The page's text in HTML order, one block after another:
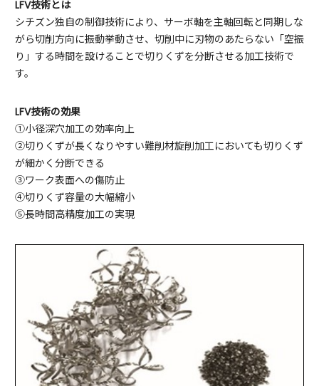
LFV技術とは
シチズン独自の制御技術により、サーボ軸を主軸回転と同期しな
がら切削方向に振動挙動させ、切削中に刃物のあたらない「空振
り」する時間を設けることで切りくずを分断させる加工技術で
す。
LFV技術の効果
①小径深穴加工の効率向上
②切りくずが長くなりやすい難削材旋削加工においても切りくず
が細かく分断できる
③ワーク表面への傷防止
④切りくず容量の大幅縮小
⑤長時間高精度加工の実現